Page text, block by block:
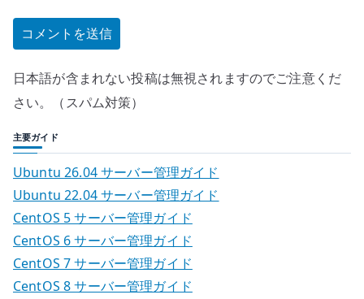
日本語が含まれない投稿は無視されますのでご注意くだ
さい。（スパム対策）
主要ガイド
Ubuntu 26.04 サーバー管理ガイド
Ubuntu 22.04 サーバー管理ガイド
CentOS 5 サーバー管理ガイド
CentOS 6 サーバー管理ガイド
CentOS 7 サーバー管理ガイド
CentOS 8 サーバー管理ガイド